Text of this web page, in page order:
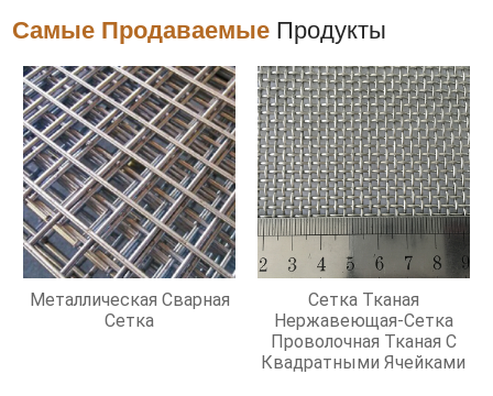
Самые Продаваемые Продукты
Металлическая Сварная
Сетка
Сетка Тканая
Нержавеющая-Сетка
Проволочная Тканая С
Квадратными Ячейками